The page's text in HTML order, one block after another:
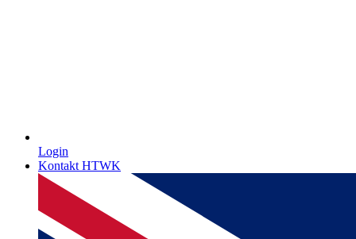
Login
Kontakt HTWK